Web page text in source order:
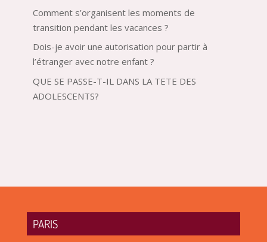
Comment s’organisent les moments de
transition pendant les vacances ?
Dois-je avoir une autorisation pour partir à
l’étranger avec notre enfant ?
QUE SE PASSE-T-IL DANS LA TETE DES
ADOLESCENTS?
PARIS